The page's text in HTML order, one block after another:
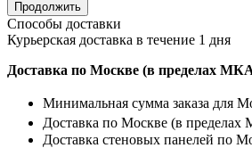
Продолжить
Способы доставки
Курьерская доставка в течение 1 дня
Доставка по Москве (в пределах
Минимальная сумма заказа для
Доставка по Москве (в
Доставка стеновых панелей по